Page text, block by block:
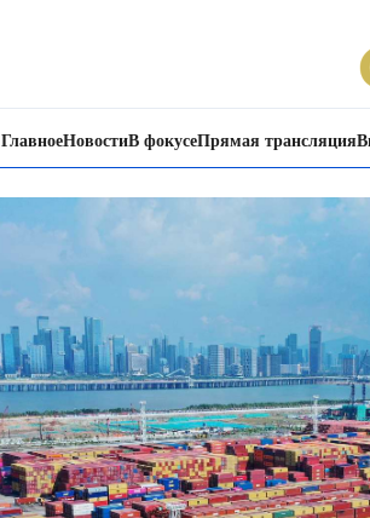
ГлавноеНовостиВ фокусеПрямая трансляция